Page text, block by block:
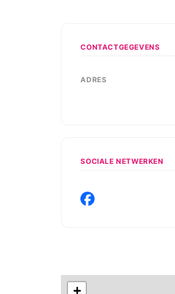
CONTACTGEGEVENS
ADRES
SOCIALE NETWERKEN
+